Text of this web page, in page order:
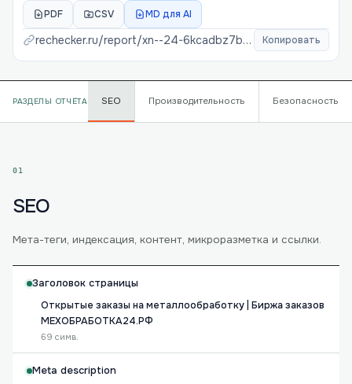
PDF
CSV MD для AI
rechecker.ru/report/xn--24-6kcadbz7bnvdv3a9a-xn--p1ai Копировать
РАЗДЕЛЫ ОТЧЁТА SEO Производительность Безопасность
01
SEO
Мета-теги, индексация, контент, микроразметка и ссылки.
Заголовок страницы
Открытые заказы на металлообработку | Биржа заказов
МЕХОБРАБОТКА24.РФ
69 симв.
Meta description